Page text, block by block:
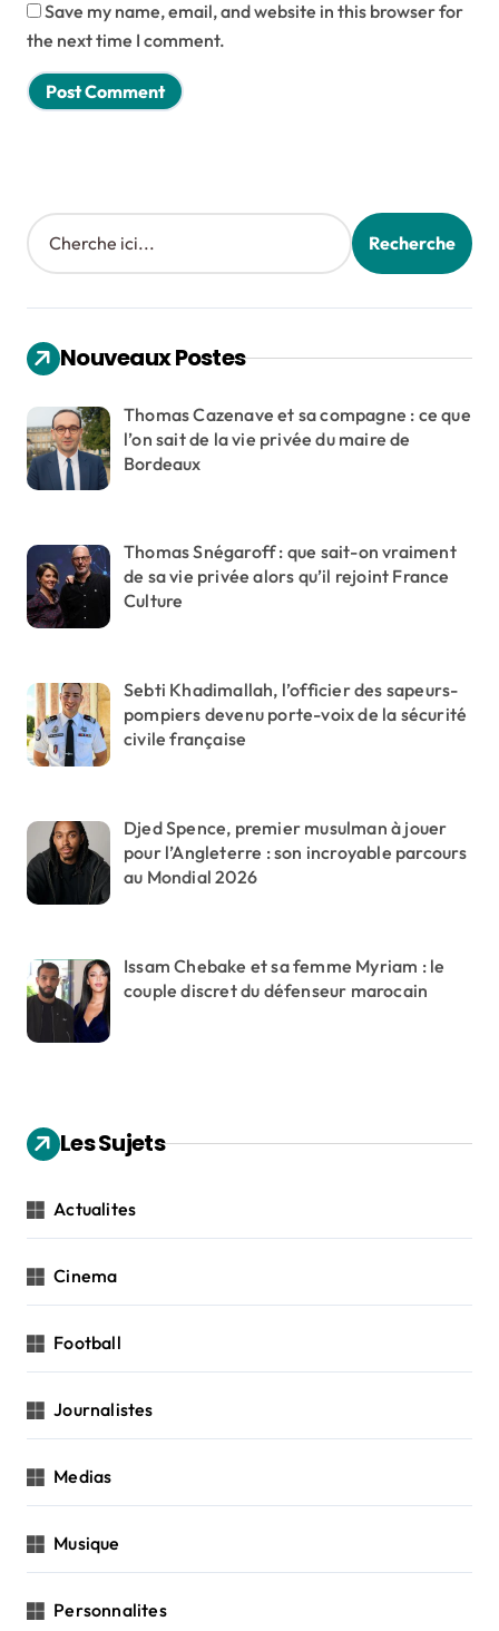
Save my name, email, and website in this browser for
the next time I comment.
Recherche
Nouveaux Postes
Thomas Cazenave et sa compagne : ce que
l’on sait de la vie privée du maire de
Bordeaux
Thomas Snégaroff : que sait-on vraiment
de sa vie privée alors qu’il rejoint France
Culture
Sebti Khadimallah, l’officier des sapeurs-
pompiers devenu porte-voix de la sécurité
civile française
Djed Spence, premier musulman à jouer
pour l’Angleterre : son incroyable parcours
au Mondial 2026
Issam Chebake et sa femme Myriam : le
couple discret du défenseur marocain
Les Sujets
Actualites
Cinema
Football
Journalistes
Medias
Musique
Personnalites